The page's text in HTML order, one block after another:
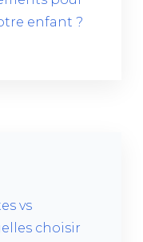
enfant ?
vs
choisir